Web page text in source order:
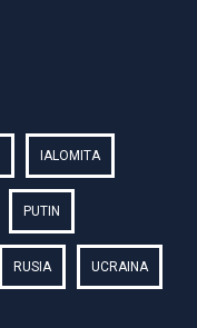
IALOMITA
PUTIN
RUSIA UCRAINA